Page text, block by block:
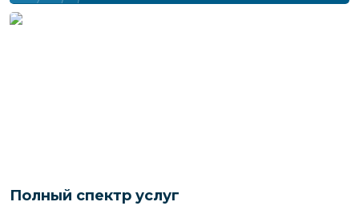
Полный спектр услуг